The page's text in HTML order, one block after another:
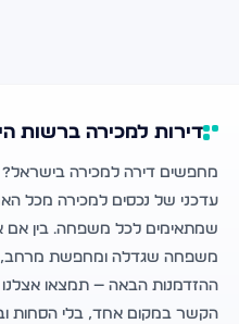
דירות למכירה ברשות
מחפשים דירה למכירה
עדכני של נכסים למכירה מכל
שמתאימים לכל משפחה. בין אם
משפחה שגדלה ומחפשת מרחב,
ההזדמנות הבאה — תמצאו אצלנו
הקשר במקום אחד, בלי הסחות